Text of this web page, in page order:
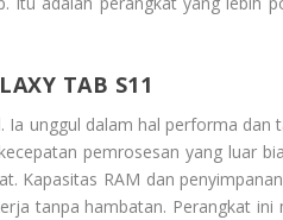
TAB S11
Ia unggul dalam hal performa dan
pemrosesan yang luar
Kapasitas RAM dan
tanpa hambatan. Perangkat ini